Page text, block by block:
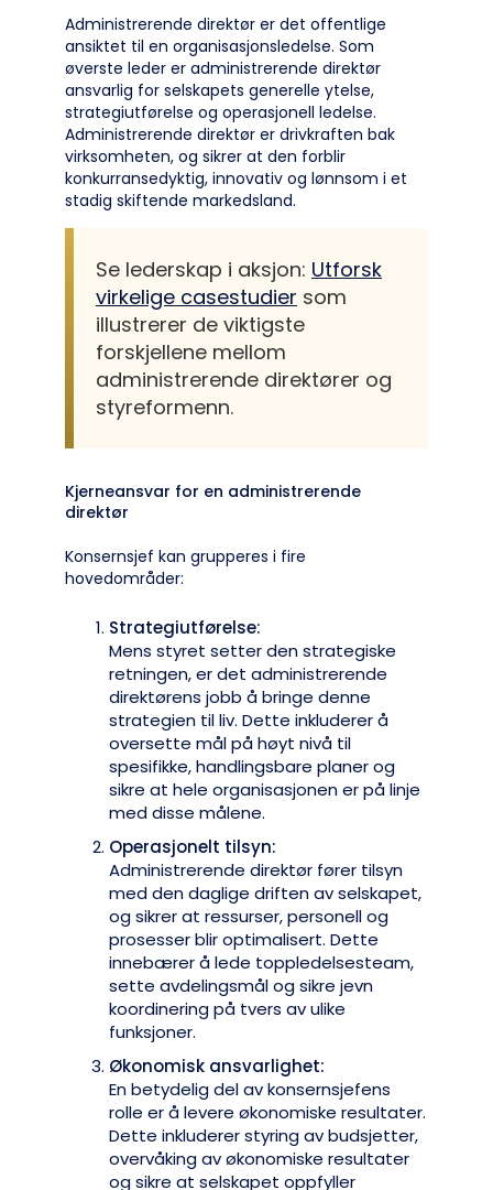
Administrerende direktør er det offentlige
ansiktet til en organisasjonsledelse. Som
øverste leder er administrerende direktør
ansvarlig for selskapets generelle ytelse,
strategiutførelse og operasjonell ledelse.
Administrerende direktør er drivkraften bak
virksomheten, og sikrer at den forblir
konkurransedyktig, innovativ og lønnsom i et
stadig skiftende markedsland.
Se lederskap i aksjon: Utforsk
virkelige casestudier som
illustrerer de viktigste
forskjellene mellom
administrerende direktører og
styreformenn.
Kjerneansvar for en administrerende
direktør
Konsernsjef kan grupperes i fire
hovedområder:
Strategiutførelse:
Mens styret setter den strategiske
retningen, er det administrerende
direktørens jobb å bringe denne
strategien til liv. Dette inkluderer å
oversette mål på høyt nivå til
spesifikke, handlingsbare planer og
sikre at hele organisasjonen er på linje
med disse målene.
Operasjonelt tilsyn:
Administrerende direktør fører tilsyn
med den daglige driften av selskapet,
og sikrer at ressurser, personell og
prosesser blir optimalisert. Dette
innebærer å lede toppledelsesteam,
sette avdelingsmål og sikre jevn
koordinering på tvers av ulike
funksjoner.
Økonomisk ansvarlighet:
En betydelig del av konsernsjefens
rolle er å levere økonomiske resultater.
Dette inkluderer styring av budsjetter,
overvåking av økonomiske resultater
og sikre at selskapet oppfyller